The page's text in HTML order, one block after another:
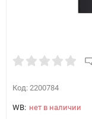
Код: 2200784
WB: нет в наличии